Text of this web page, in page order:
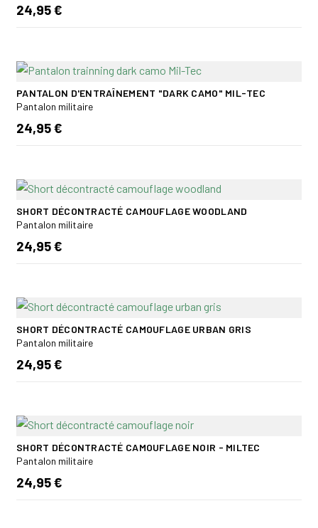
24,95 €
PANTALON D'ENTRAÎNEMENT "DARK CAMO" MIL-TEC
Pantalon militaire
24,95 €
SHORT DÉCONTRACTÉ CAMOUFLAGE WOODLAND
Pantalon militaire
24,95 €
SHORT DÉCONTRACTÉ CAMOUFLAGE URBAN GRIS
Pantalon militaire
24,95 €
SHORT DÉCONTRACTÉ CAMOUFLAGE NOIR - MILTEC
Pantalon militaire
24,95 €